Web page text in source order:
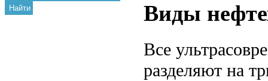
Найти Виды
Все
разделяют на